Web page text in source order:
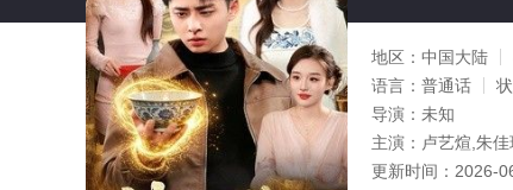
地区： 中国大陆
语言： 普通话
导演： 未知
主演： 卢艺煊,朱佳
更新时间： 2026-